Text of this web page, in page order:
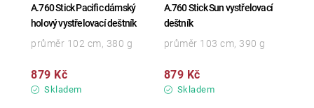
A.760 Stick Pacific dámský
holový vystřelovací deštník
Skladem
879 Kč
průměr 102 cm, 380 g
A.760 Stick Sun vystřelovací
deštník
Skladem
879 Kč
průměr 103 cm, 390 g